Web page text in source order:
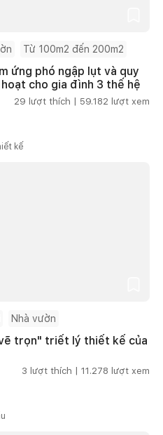
Từ 100m2 đến 200m2
ứng phó ngập lụt và quy
cho gia đình 3 thế hệ
29 lượt thích | 59.182 lượt xem
kế
Nhà vườn
trọn" triết lý thiết kế của
3 lượt thích | 11.278 lượt xem